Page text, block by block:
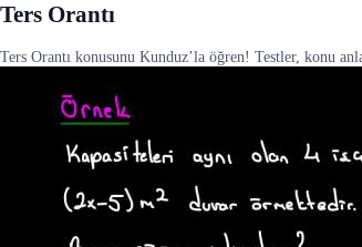
Ters Orantı
Ters Orantı konusunu Kunduz’la öğren! Testler, konu